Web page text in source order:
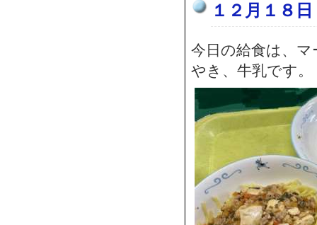
１２月１８
今日の給食は、
やき、牛乳です。